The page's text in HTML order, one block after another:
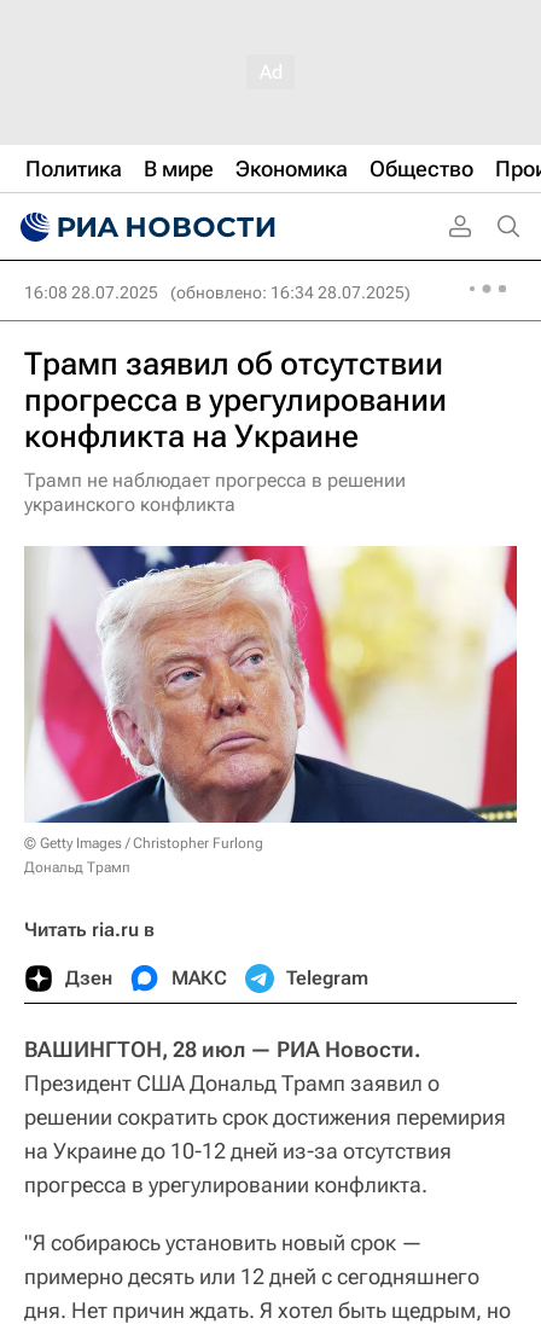
Политика В мире Экономика Общество
16:08 28.07.2025 (обновлено: 16:34 28.07.2025)
Трамп заявил об отсутствии
прогресса в урегулировании
конфликта на Украине
Трамп не наблюдает прогресса в решении
украинского конфликта
© Getty Images / Christopher Furlong
Дональд Трамп
Читать ria.ru в
Дзен МАКС Telegram
ВАШИНГТОН, 28 июл — РИА Новости.
Президент США Дональд Трамп заявил о
решении сократить срок достижения перемирия
на Украине до 10-12 дней из-за отсутствия
прогресса в урегулировании конфликта.
"Я собираюсь установить новый срок —
примерно десять или 12 дней с сегодняшнего
дня. Нет причин ждать. Я хотел быть щедрым, но